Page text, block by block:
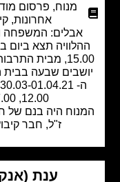
מנוח,
פרסום מודעת אבל
אחרונות,קיבוץ
אבלים: המשפחה וקיבוץ
שבעה בבית
היה בנם של חנה
ז"ל, חבר קיבוץ
ענת (אנק)